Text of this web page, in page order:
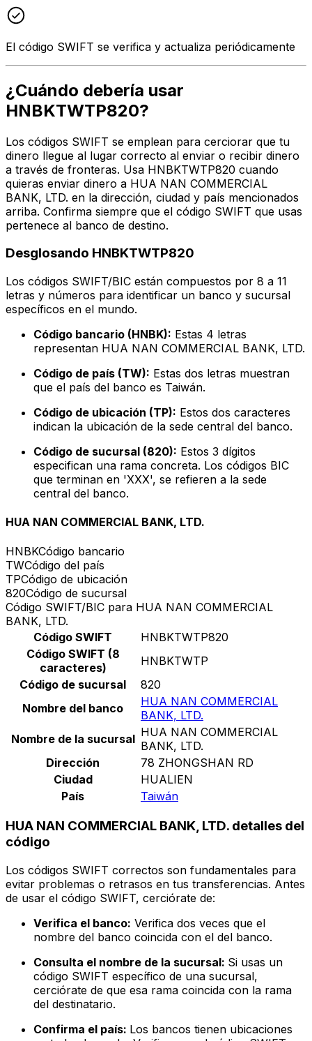
El código SWIFT se verifica y actualiza periódicamente
¿Cuándo debería usar
HNBKTWTP820?
Los códigos SWIFT se emplean para cerciorar que tu
dinero llegue al lugar correcto al enviar o recibir dinero
a través de fronteras. Usa HNBKTWTP820 cuando
quieras enviar dinero a HUA NAN COMMERCIAL
BANK, LTD. en la dirección, ciudad y país mencionados
arriba. Confirma siempre que el código SWIFT que usas
pertenece al banco de destino.
Desglosando HNBKTWTP820
Los códigos SWIFT/BIC están compuestos por 8 a 11
letras y números para identificar un banco y sucursal
específicos en el mundo.
Código bancario (HNBK): Estas 4 letras
representan HUA NAN COMMERCIAL BANK, LTD.
Código de país (TW): Estas dos letras muestran
que el país del banco es Taiwán.
Código de ubicación (TP): Estos dos caracteres
indican la ubicación de la sede central del banco.
Código de sucursal (820): Estos 3 dígitos
especifican una rama concreta. Los códigos BIC
que terminan en 'XXX', se refieren a la sede
central del banco.
HUA NAN COMMERCIAL BANK, LTD.
HNBKCódigo bancario
TWCódigo del país
TPCódigo de ubicación
820Código de sucursal
Código SWIFT/BIC para HUA NAN COMMERCIAL
BANK, LTD.
Código SWIFT
HNBKTWTP820
Código SWIFT (8
caracteres)
HNBKTWTP
Código de sucursal
820
Nombre del banco
HUA NAN COMMERCIAL
BANK, LTD.
Nombre de la sucursal HUA NAN COMMERCIAL
BANK, LTD.
Dirección
78 ZHONGSHAN RD
Ciudad
HUALIEN
País
Taiwán
HUA NAN COMMERCIAL BANK, LTD. detalles del
código
Los códigos SWIFT correctos son fundamentales para
evitar problemas o retrasos en tus transferencias. Antes
de usar el código SWIFT, cerciórate de:
Verifica el banco: Verifica dos veces que el
nombre del banco coincida con el del banco.
Consulta el nombre de la sucursal: Si usas un
código SWIFT específico de una sucursal,
cerciórate de que esa rama coincida con la rama
del destinatario.
Confirma el país: Los bancos tienen ubicaciones